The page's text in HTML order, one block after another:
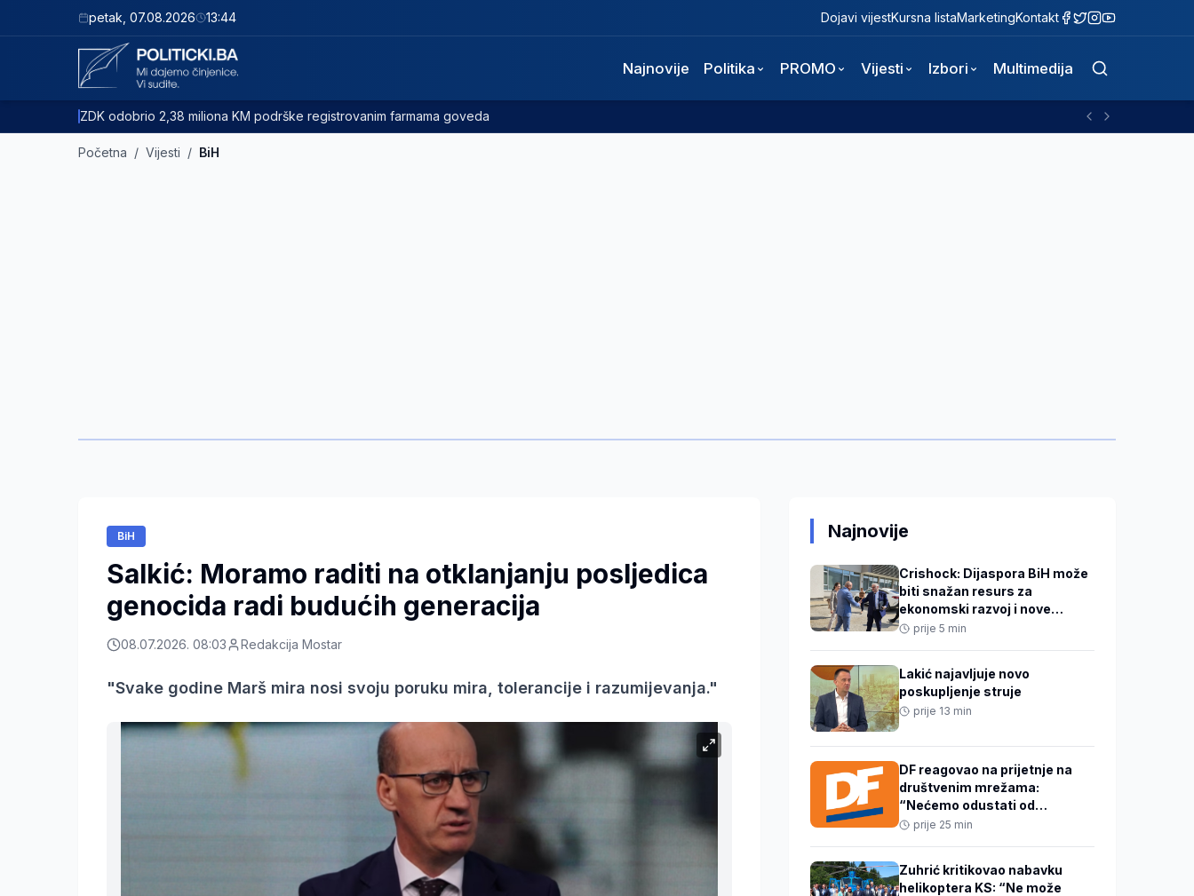
petak 07.08.2026 13:44 Dojavi vijestKursna listaMarketingKontakt
Najnovije Politika PROMO Vijesti Izbori Multimedija
ZDK odobrio 2,38 miliona KM podrške registrovanim farmama goveda
Početna / Vijesti / BiH
BiH
Salkić: Moramo raditi na otklanjanju posljedica
genocida radi budućih generacija
08.07.2026. 08:03 Redakcija Mostar
"Svake godine Marš mira nosi svoju poruku mira, tolerancije i razumijevanja."
Najnovije
Crishock: Dijaspora BiH može
biti snažan resurs za
ekonomski razvoj i nove
investicije
prije 5 min
Lakić najavljuje novo
poskupljenje struje
prije 13 min
DF reagovao na prijetnje na
društvenim mrežama:
“Nećemo odustati od
građanske države”
prije 25 min
Zuhrić kritikovao nabavku
helikoptera KS: “Ne može